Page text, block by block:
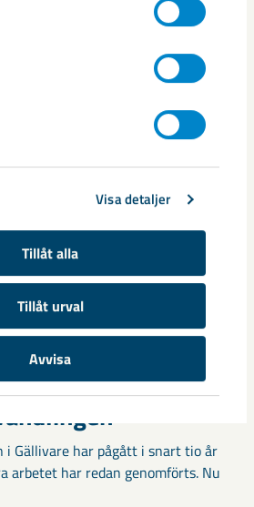
Visa detaljer
Tillåt alla
Tillåt urval
Avvisa
växer fram
nya sovringsverk successivt tar form.
att ersätta det befintliga verket från
Malmberget i
i Gällivare har pågått i snart tio år
arbetet har redan genomförts. Nu